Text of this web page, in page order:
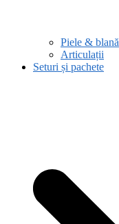
Piele & blană
Articulații
Seturi și pachete